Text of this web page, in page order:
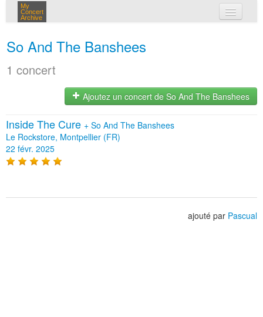
My
Concert
Archive
So And The Banshees
1 concert
Ajoutez un concert de So And The Banshees
Inside The Cure + So And The Banshees
Le Rockstore, Montpellier (FR)
22 févr. 2025
ajouté par Pascual